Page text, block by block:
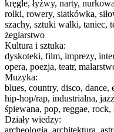
kręgle, łyżwy, narty,
rolki, rowery, siatkówka,
szachy, sztuki walki, taniec,
żeglarstwo
Kultura i sztuka:
dyskoteki, film, imprezy,
opera, poezja, teatr,
Muzyka:
blues, country, disco,
hip-hop/rap, industrialna,
śpiewana, pop, reggae,
Działy wiedzy:
archeologia, architektura,